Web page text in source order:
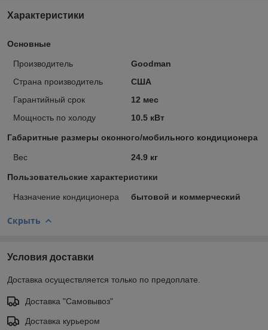
Характеристики
Основные
Производитель
Goodman
Страна производитель
США
Гарантийный срок
12 мес
Мощность по холоду
10.5 кВт
Габаритные размеры оконного/мобильного кондиционера
Вес 24.9 кг
Пользовательские характеристики
Назначение кондиционера бытовой и коммерческий
Скрыть
Условия доставки
Доставка осуществляется только по предоплате.
Доставка "Самовывоз"
Доставка курьером